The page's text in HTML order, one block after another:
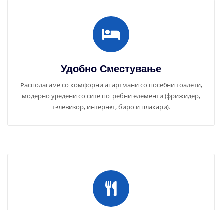
Удобно Сместување
Располагаме со комфорни апартмани со посебни тоалети,
модерно уредени со сите потребни елементи (фрижидер,
телевизор, интернет, биро и плакари).